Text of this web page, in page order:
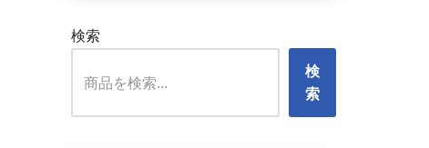
検索
検
索